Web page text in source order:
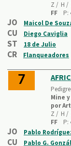
Z / H /
FF
P:
JO Maicol De
CU Diego Caviglia
ST 18 de Julio
CR Flanqueadores
7
Mine
por
Z / H /
FF
P:
JO Pablo
CU Pablo G.